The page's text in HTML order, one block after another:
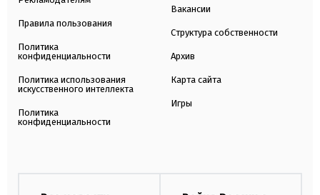
Правила пользования
Политика
конфиденциальности
Политика использования
искусственного интеллекта
Политика
конфиденциальности
Вакансии
Структура собственности
Архив
Карта сайта
Игры